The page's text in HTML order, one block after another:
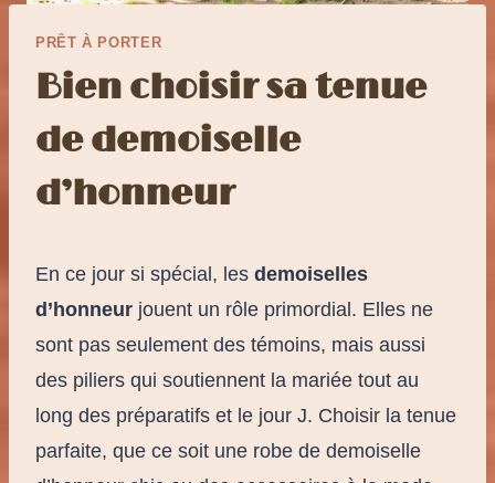
PRÊT À PORTER
Bien choisir sa tenue
de demoiselle
d’honneur
En ce jour si spécial, les demoiselles
d’honneur jouent un rôle primordial. Elles ne
sont pas seulement des témoins, mais aussi
des piliers qui soutiennent la mariée tout au
long des préparatifs et le jour J. Choisir la tenue
parfaite, que ce soit une robe de demoiselle